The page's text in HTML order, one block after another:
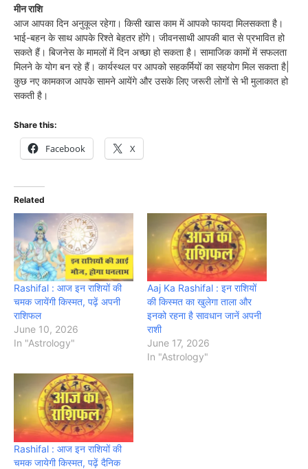
मीन राशि
आज आपका दिन अनुकूल रहेगा। किसी खास काम में आपको फायदा मिलसकता है।
भाई-बहन के साथ आपके रिश्ते बेहतर होंगे। जीवनसाथी आपकी बात से प्रभावित हो
सकते हैं। बिजनेस के मामलों में दिन अच्छा हो सकता है। सामाजिक कामों में सफलता
मिलने के योग बन रहे हैं। कार्यस्थल पर आपको सहकर्मियों का सहयोग मिल सकता है|
कुछ नए कामकाज आपके सामने आयेंगे और उसके लिए जरूरी लोगों से भी मुलाकात हो
सकती है।
Share this:
Facebook X
Related
Rashifal : आज इन राशियों की
चमक जायेंगी किस्मत, पढ़ें अपनी
राशिफल
June 10, 2026
In "Astrology"
Aaj Ka Rashifal : इन राशियों
की किस्मत का खुलेगा ताला और
इनको रहना है सावधान जानें अपनी
राशी
June 17, 2026
In "Astrology"
Rashifal : आज इन राशियों की
चमक जायेगी किस्मत, पढ़ें दैनिक